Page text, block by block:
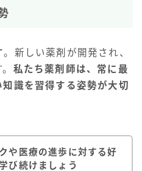
。新しい薬剤が開発され、
私たち薬剤師は、常に最
識を習得する姿勢が大切
や医療の進歩に対する好
び続けましょう